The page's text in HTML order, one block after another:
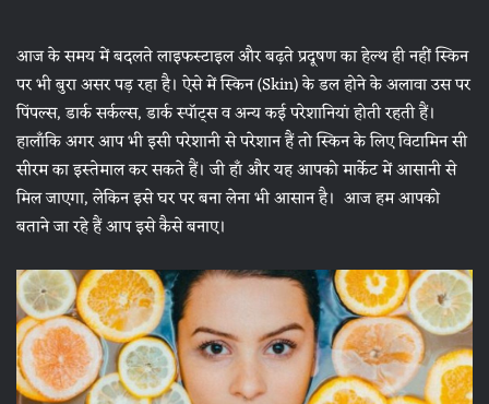
आज के समय में बदलते लाइफस्टाइल और बढ़ते प्रदूषण का हेल्थ ही नहीं स्किन
पर भी बुरा असर पड़ रहा है। ऐसे में स्किन (Skin) के डल होने के अलावा उस पर
पिंपल्स, डार्क सर्कल्स, डार्क स्पॉट्स व अन्य कई परेशानियां होती रहती हैं।
हालाँकि अगर आप भी इसी परेशानी से परेशान हैं तो स्किन के लिए विटामिन सी
सीरम का इस्तेमाल कर सकते हैं। जी हाँ और यह आपको मार्केट में आसानी से
मिल जाएगा, लेकिन इसे घर पर बना लेना भी आसान है। आज हम आपको
बताने जा रहे हैं आप इसे कैसे बनाए।